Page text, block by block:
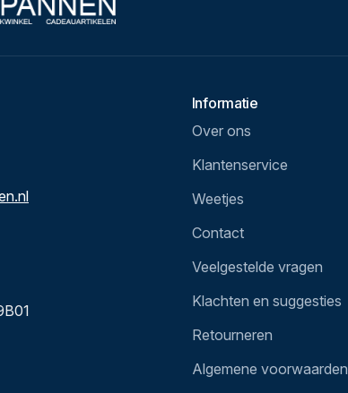
Informatie
Over ons
Klantenservice
Weetjes
Contact
Veelgestelde vragen
Klachten en suggesties
Retourneren
Algemene voorwaarden